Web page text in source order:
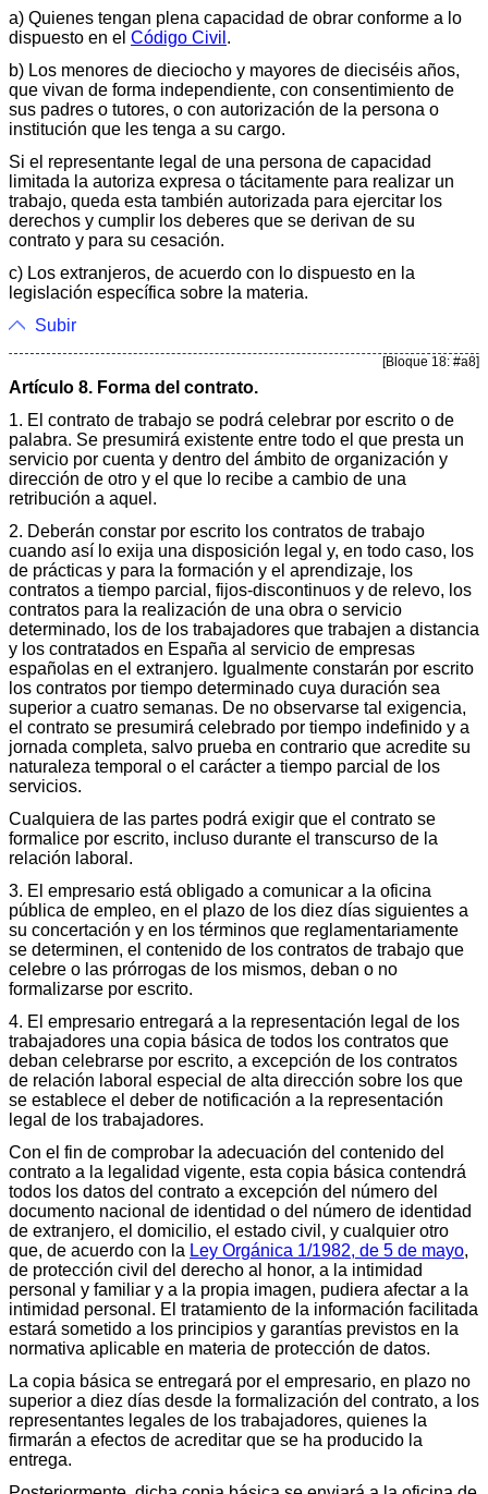
a) Quienes tengan plena capacidad de obrar conforme a lo
dispuesto en el Código Civil .
b) Los menores de dieciocho y mayores de dieciséis años,
que vivan de forma independiente, con consentimiento de
sus padres o tutores, o con autorización de la persona o
institución que les tenga a su cargo.
Si el representante legal de una persona de capacidad
limitada la autoriza expresa o tácitamente para realizar un
trabajo, queda esta también autorizada para ejercitar los
derechos y cumplir los deberes que se derivan de su
contrato y para su cesación.
c) Los extranjeros, de acuerdo con lo dispuesto en la
legislación específica sobre la materia.
Subir
[Bloque 18: #a8]
Artículo 8. Forma del contrato.
1. El contrato de trabajo se podrá celebrar por escrito o de
palabra. Se presumirá existente entre todo el que presta un
servicio por cuenta y dentro del ámbito de organización y
dirección de otro y el que lo recibe a cambio de una
retribución a aquel.
2. Deberán constar por escrito los contratos de trabajo
cuando así lo exija una disposición legal y, en todo caso, los
de prácticas y para la formación y el aprendizaje, los
contratos a tiempo parcial, fijos-discontinuos y de relevo, los
contratos para la realización de una obra o servicio
determinado, los de los trabajadores que trabajen a distancia
y los contratados en España al servicio de empresas
españolas en el extranjero. Igualmente constarán por escrito
los contratos por tiempo determinado cuya duración sea
superior a cuatro semanas. De no observarse tal exigencia,
el contrato se presumirá celebrado por tiempo indefinido y a
jornada completa, salvo prueba en contrario que acredite su
naturaleza temporal o el carácter a tiempo parcial de los
servicios.
Cualquiera de las partes podrá exigir que el contrato se
formalice por escrito, incluso durante el transcurso de la
relación laboral.
3. El empresario está obligado a comunicar a la oficina
pública de empleo, en el plazo de los diez días siguientes a
su concertación y en los términos que reglamentariamente
se determinen, el contenido de los contratos de trabajo que
celebre o las prórrogas de los mismos, deban o no
formalizarse por escrito.
4. El empresario entregará a la representación legal de los
trabajadores una copia básica de todos los contratos que
deban celebrarse por escrito, a excepción de los contratos
de relación laboral especial de alta dirección sobre los que
se establece el deber de notificación a la representación
legal de los trabajadores.
Con el fin de comprobar la adecuación del contenido del
contrato a la legalidad vigente, esta copia básica contendrá
todos los datos del contrato a excepción del número del
documento nacional de identidad o del número de identidad
de extranjero, el domicilio, el estado civil, y cualquier otro
que, de acuerdo con la Ley Orgánica 1/1982, de 5 de mayo,
de protección civil del derecho al honor, a la intimidad
personal y familiar y a la propia imagen, pudiera afectar a la
intimidad personal. El tratamiento de la información facilitada
estará sometido a los principios y garantías previstos en la
normativa aplicable en materia de protección de datos.
La copia básica se entregará por el empresario, en plazo no
superior a diez días desde la formalización del contrato, a los
representantes legales de los trabajadores, quienes la
firmarán a efectos de acreditar que se ha producido la
entrega.